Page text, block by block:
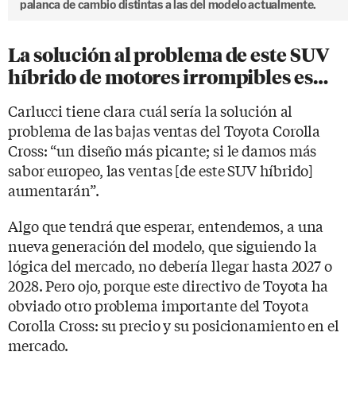
palanca de cambio distintas a las del modelo actualmente.
La solución al problema de este SUV
híbrido de motores irrompibles es…
Carlucci tiene clara cuál sería la solución al
problema de las bajas ventas del Toyota Corolla
Cross: “un diseño más picante; si le damos más
sabor europeo, las ventas [de este SUV híbrido]
aumentarán”.
Algo que tendrá que esperar, entendemos, a una
nueva generación del modelo, que siguiendo la
lógica del mercado, no debería llegar hasta 2027 o
2028. Pero ojo, porque este directivo de Toyota ha
obviado otro problema importante del Toyota
Corolla Cross: su precio y su posicionamiento en el
mercado.